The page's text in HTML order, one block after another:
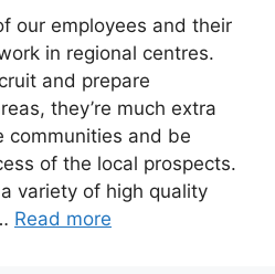
our employees and their
in regional centres.
and prepare
they’re much extra
communities and be
of the local prospects.
variety of high quality
Read more